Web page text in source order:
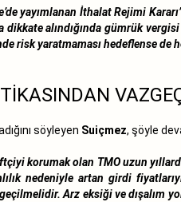
yayımlanan İthalat Rejimi
dikkate alındığında gümrük
risk yaratmaması hedeflense
söyleyen Suiçmez, şöyle
korumak olan TMO uzun
nedeniyle artan girdi
Arz eksiği ve dışalım